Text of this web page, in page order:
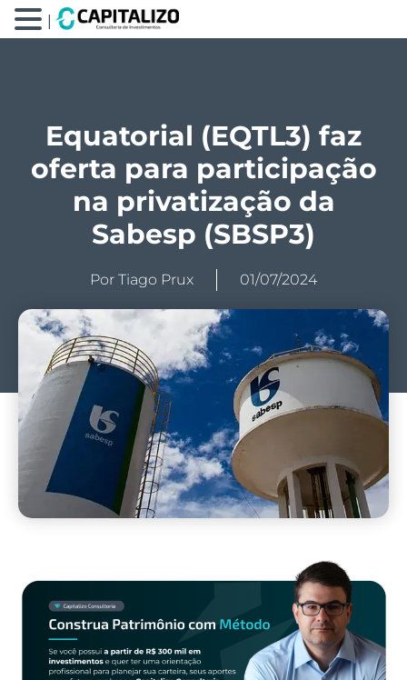
Equatorial (EQTL3) faz
oferta para participação
na privatização da
Sabesp (SBSP3)
Por Tiago Prux 01/07/2024